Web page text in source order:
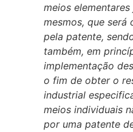
meios
mesmos, que
pela patente,
também, em
implementação
o fim de obter o
industrial
meios individuais
por uma patente